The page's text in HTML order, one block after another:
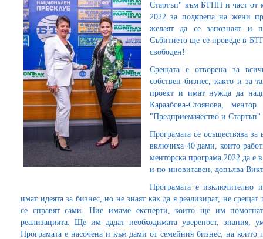
Стартъп" към БТПП и част от
2022 за подкрепа на жени
желаят да се запознаят и
Събитието ще се проведе в
свободен!
Срещата е отворена за
собствен бизнес, както и за
проект и имат нужда да
Караабова-Стоянова,
"Предприемачество и
Програмата се осъществява
включиха 40 дами, които
менторска програма 2022 да
и по-иновитавен, допълва
Програмата е изключително
имат идеята за бизнес, но не знаят как да я реализират, не
се справят сами. Ние имаме експерти, които ще им
реализацията. Ще им дадат необходимата увереност, знания,
Програмата е насочена и към дами от семейния бизнес, на които